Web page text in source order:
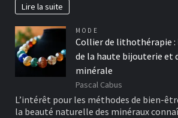
Lire la suite
MODE
Collier de lithothérapie :
de la haute bijouterie et
minérale
Pascal Cabus
L’intérêt pour les méthodes de bien-
la beauté naturelle des minéraux